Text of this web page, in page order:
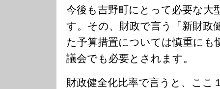
今後も吉野町にとって必要な大
す。その、財政で言う「新財政
た予算措置については慎重にも
議会でも必要とされます。
財政健全化比率で言うと、ここ